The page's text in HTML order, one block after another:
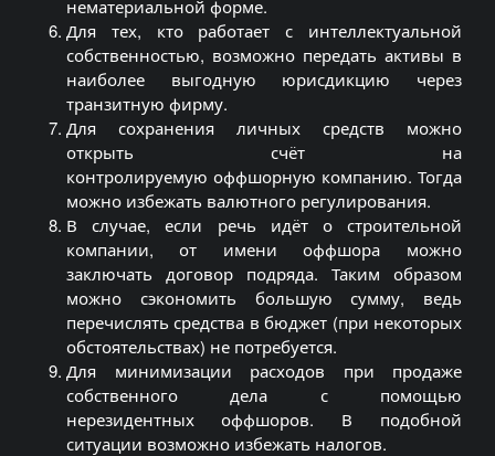
нематериальной форме.
Для тех, кто работает с интеллектуальной
собственностью, возможно передать активы в
наиболее выгодную юрисдикцию через
транзитную фирму.
Для сохранения личных средств можно
открыть счёт на
контролируемую оффшорную компанию. Тогда
можно избежать валютного регулирования.
В случае, если речь идёт о строительной
компании, от имени оффшора можно
заключать договор подряда. Таким образом
можно сэкономить большую сумму, ведь
перечислять средства в бюджет (при некоторых
обстоятельствах) не потребуется.
Для минимизации расходов при продаже
собственного дела с помощью
нерезидентных оффшоров. В подобной
ситуации возможно избежать налогов.